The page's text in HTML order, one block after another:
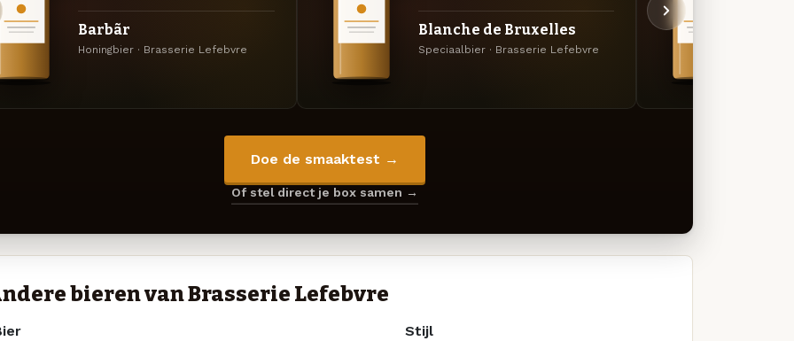
Barbãr
Honingbier · Brasserie Lefebvre
Blanche de Bruxelles
Speciaalbier · Brasserie Lefebvre
Doe de smaaktest →
Of stel direct je box samen →
bieren van Brasserie Lefebvre
Stijl